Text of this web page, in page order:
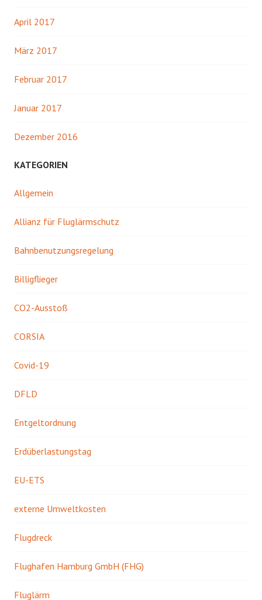
April 2017
März 2017
Februar 2017
Januar 2017
Dezember 2016
KATEGORIEN
Allgemein
Allianz für Fluglärmschutz
Bahnbenutzungsregelung
Billigflieger
CO2-Ausstoß
CORSIA
Covid-19
DFLD
Entgeltordnung
Erdüberlastungstag
EU-ETS
externe Umweltkosten
Flugdreck
Flughafen Hamburg GmbH (FHG)
Fluglärm